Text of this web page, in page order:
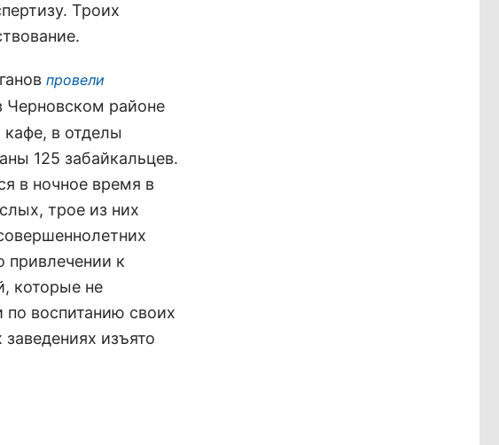
Троих
провели
Черновском районе
в отделы
125 забайкальцев.
в ночное время в
трое из них
привлечении к
которые не
воспитанию своих
изъято